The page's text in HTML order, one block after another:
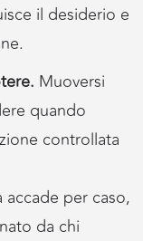
il desiderio e
Muoversi
quando
controllata
per caso,
da chi